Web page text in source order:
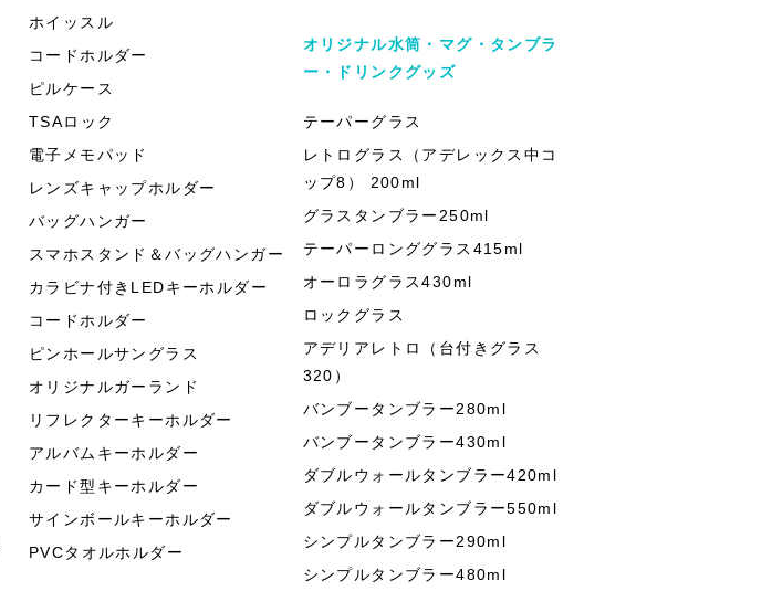
ホイッスル
コードホルダー
ピルケース
TSAロック
電子メモパッド
レンズキャップホルダー
バッグハンガー
スマホスタンド＆バッグハンガー
カラビナ付きLEDキーホルダー
コードホルダー
ピンホールサングラス
オリジナルガーランド
リフレクターキーホルダー
アルバムキーホルダー
カード型キーホルダー
サインボールキーホルダー
PVCタオルホルダー
オリジナル水筒・マグ・タンブラ
ー・ドリンクグッズ
テーパーグラス
レトログラス（アデレックス中コ
ップ8） 200ml
グラスタンブラー250ml
テーパーロンググラス415ml
オーロラグラス430ml
ロックグラス
アデリアレトロ（台付きグラス
320）
バンブータンブラー280ml
バンブータンブラー430ml
ダブルウォールタンブラー420ml
ダブルウォールタンブラー550ml
シンプルタンブラー290ml
シンプルタンブラー480ml